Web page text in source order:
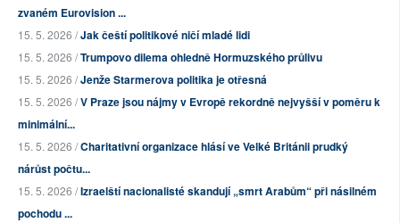
zvaném Eurovision ...
15. 5. 2026 /Jak čeští politikové ničí mladé lidi
15. 5. 2026 /Trumpovo dilema ohledně Hormuzského průlivu
15. 5. 2026 /Jenže Starmerova politika je otřesná
15. 5. 2026 /V Praze jsou nájmy v Evropě rekordně nejvyšší v poměru k
minimální...
15. 5. 2026 /Charitativní organizace hlásí ve Velké Británii prudký
nárůst počtu...
15. 5. 2026 /Izraelští nacionalisté skandují „smrt Arabům“ při násilném
pochodu ...